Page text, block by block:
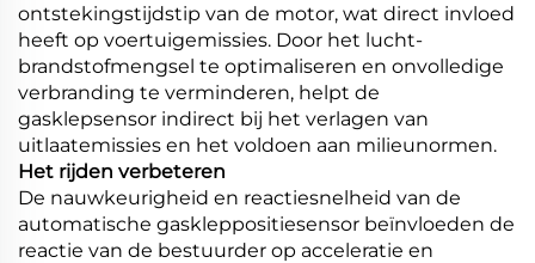
ontstekingstijdstip van de motor, wat direct invloed
heeft op voertuigemissies. Door het lucht-
brandstofmengsel te optimaliseren en onvolledige
verbranding te verminderen, helpt de
gasklepsensor indirect bij het verlagen van
uitlaatemissies en het voldoen aan milieunormen.
Het rijden verbeteren
De nauwkeurigheid en reactiesnelheid van de
automatische gaskleppositiesensor beïnvloeden de
reactie van de bestuurder op acceleratie en